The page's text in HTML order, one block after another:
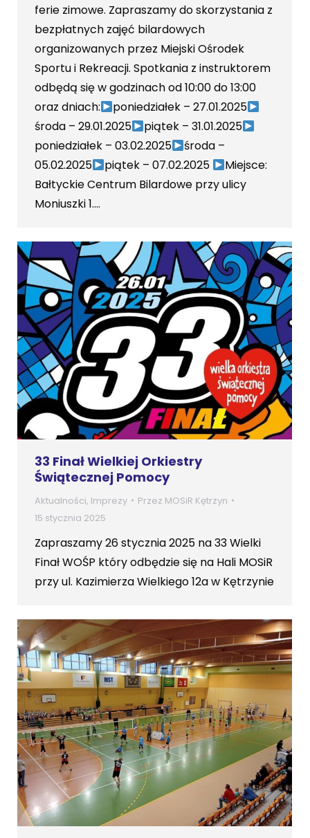
ferie zimowe. Zapraszamy do skorzystania z
bezpłatnych zajęć bilardowych
organizowanych przez Miejski Ośrodek
Sportu i Rekreacji. Spotkania z instruktorem
odbędą się w godzinach od 10:00 do 13:00
oraz dniach:
poniedziałek – 27.01.2025
środa – 29.01.2025
piątek – 31.01.2025
poniedziałek – 03.02.2025
środa –
05.02.2025
piątek – 07.02.2025
Miejsce:
Bałtyckie Centrum Bilardowe przy ulicy
Moniuszki 1.…
33 Finał Wielkiej Orkiestry
Świątecznej Pomocy
Aktualności, Imprezy Przez MOSiR Kętrzyn
15 stycznia 2025
Zapraszamy 26 stycznia 2025 na 33 Wielki
Finał WOŚP który odbędzie się na Hali MOSiR
przy ul. Kazimierza Wielkiego 12a w Kętrzynie